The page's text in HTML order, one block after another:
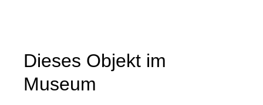
Dieses Objekt im
Museum